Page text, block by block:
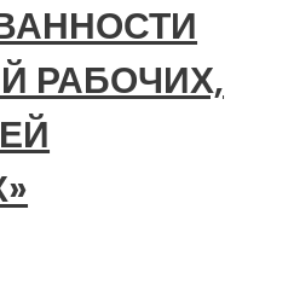
РАБОЧИХ,